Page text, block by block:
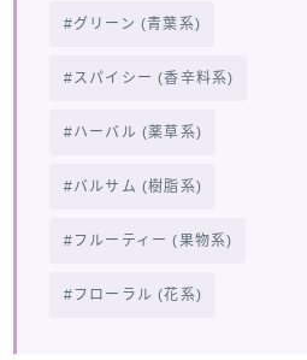
グリーン (青葉系)
スパイシー (香辛料系)
ハーバル (薬草系)
バルサム (樹脂系)
フルーティー (果物系)
フローラル (花系)